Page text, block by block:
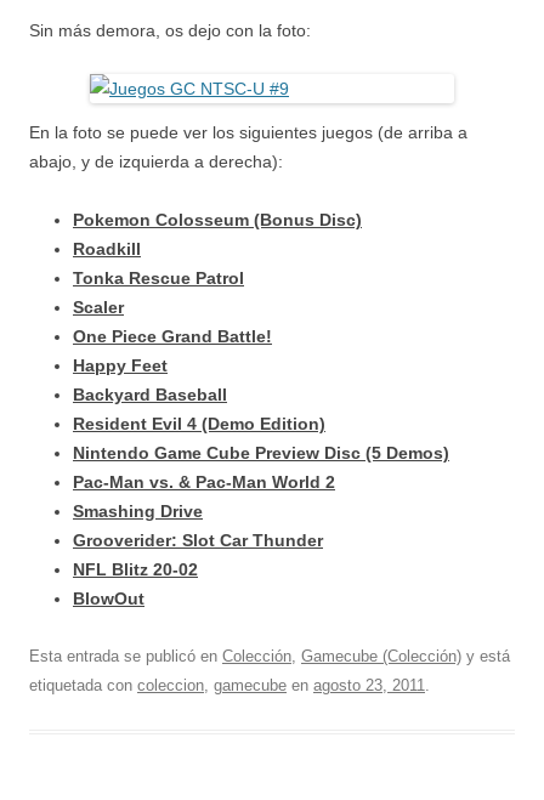
Sin más demora, os dejo con la foto:
En la foto se puede ver los siguientes juegos (de arriba a
abajo, y de izquierda a derecha):
Pokemon Colosseum (Bonus Disc)
Roadkill
Tonka Rescue Patrol
Scaler
One Piece Grand Battle!
Happy Feet
Backyard Baseball
Resident Evil 4 (Demo Edition)
Nintendo Game Cube Preview Disc (5 Demos)
Pac-Man vs. & Pac-Man World 2
Smashing Drive
Grooverider: Slot Car Thunder
NFL Blitz 20-02
BlowOut
Esta entrada se publicó en Colección, Gamecube (Colección) y está
etiquetada con coleccion, gamecube en agosto 23, 2011.